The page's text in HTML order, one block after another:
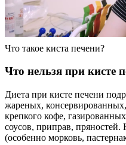
Что такое киста печени?
Что нельзя при кисте
Диета при кисте печени
жареных,
крепкого кофе,
соусов, приправ,
(особенно морковь,